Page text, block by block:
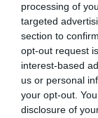
processing of
targeted
section to
opt-out request
interest-based
us or personal
your opt-out.
disclosure of